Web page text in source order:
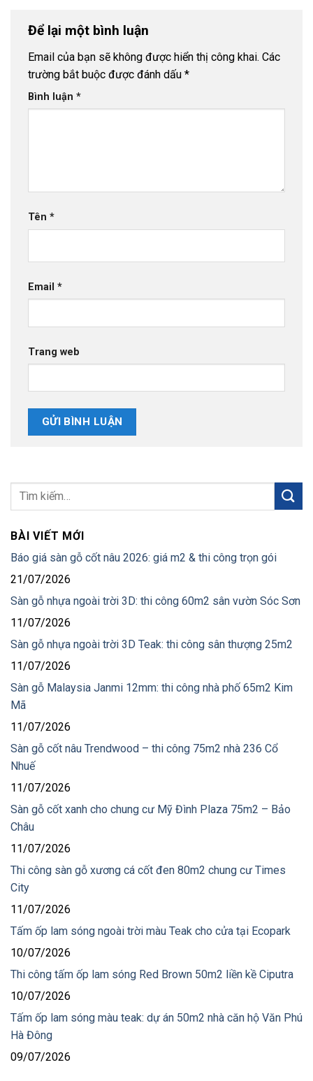
Để lại một bình luận
Email của bạn sẽ không được hiển thị công khai. Các
trường bắt buộc được đánh dấu *
Bình luận *
Tên *
Email *
Trang web
BÀI VIẾT MỚI
Báo giá sàn gỗ cốt nâu 2026: giá m2 & thi công trọn gói
21/07/2026
Sàn gỗ nhựa ngoài trời 3D: thi công 60m2 sân vườn Sóc Sơn
11/07/2026
Sàn gỗ nhựa ngoài trời 3D Teak: thi công sân thượng 25m2
11/07/2026
Sàn gỗ Malaysia Janmi 12mm: thi công nhà phố 65m2 Kim
Mã
11/07/2026
Sàn gỗ cốt nâu Trendwood – thi công 75m2 nhà 236 Cổ
Nhuế
11/07/2026
Sàn gỗ cốt xanh cho chung cư Mỹ Đình Plaza 75m2 – Bảo
Châu
11/07/2026
Thi công sàn gỗ xương cá cốt đen 80m2 chung cư Times
City
11/07/2026
Tấm ốp lam sóng ngoài trời màu Teak cho cửa tại Ecopark
10/07/2026
Thi công tấm ốp lam sóng Red Brown 50m2 liền kề Ciputra
10/07/2026
Tấm ốp lam sóng màu teak: dự án 50m2 nhà căn hộ Văn Phú
Hà Đông
09/07/2026